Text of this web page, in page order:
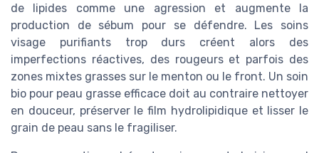
de lipides comme une agression et augmente la
production de sébum pour se défendre. Les soins
visage purifiants trop durs créent alors des
imperfections réactives, des rougeurs et parfois des
zones mixtes grasses sur le menton ou le front. Un soin
bio pour peau grasse efficace doit au contraire nettoyer
en douceur, préserver le film hydrolipidique et lisser le
grain de peau sans le fragiliser.